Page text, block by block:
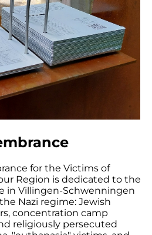
for the Victims of
Region is dedicated to the
in Villingen-Schwenningen
Nazi regime: Jewish
concentration camp
religiously persecuted